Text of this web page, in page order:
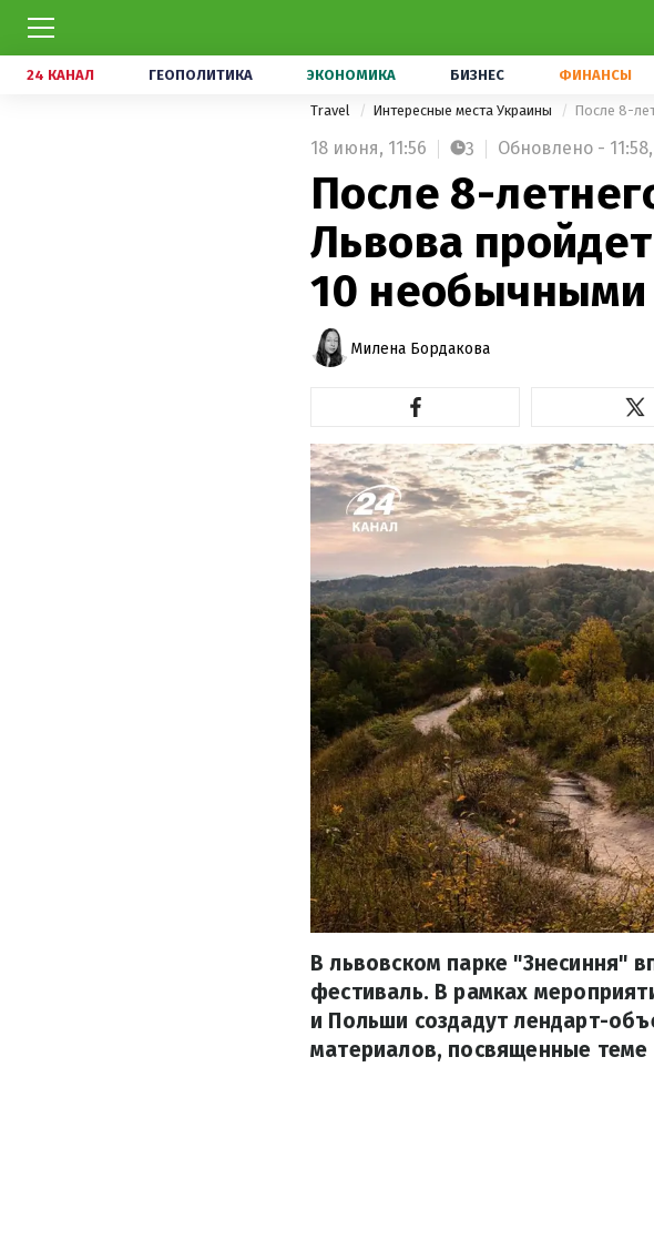
24 КАНАЛ ГЕОПОЛИТИКА ЭКОНОМИКА БИЗНЕС ФИНАНСЫ
Travel Интересные места Украины
18 июня, 11:56 3 Обновлено -
После 8-
Львова
10 необычными
Милена Бордакова
В львовском парке "Знесиння"
фестиваль. В рамках
и Польши создадут лендарт-
материалов, посвященные